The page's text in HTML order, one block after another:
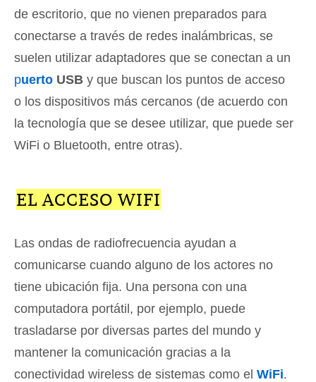
de escritorio, que no vienen preparados para
conectarse a través de redes inalámbricas, se
suelen utilizar adaptadores que se conectan a un
puerto USB y que buscan los puntos de acceso
o los dispositivos más cercanos (de acuerdo con
la tecnología que se desee utilizar, que puede ser
WiFi o Bluetooth, entre otras).
EL ACCESO WIFI
Las ondas de radiofrecuencia ayudan a
comunicarse cuando alguno de los actores no
tiene ubicación fija. Una persona con una
computadora portátil, por ejemplo, puede
trasladarse por diversas partes del mundo y
mantener la comunicación gracias a la
conectividad wireless de sistemas como el WiFi.